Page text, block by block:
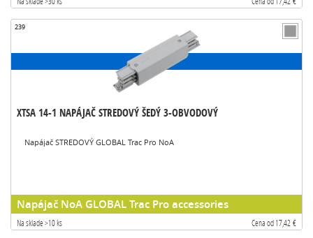
239
XTSA 14-1 NAPÁJAČ STREDOVÝ ŠEDÝ 3-OBVODOVÝ
Napájač STREDOVÝ GLOBAL Trac Pro NoA
Napájač NoA GLOBAL Trac Pro accessories
Na sklade >10 ks Cena od 17,42 €